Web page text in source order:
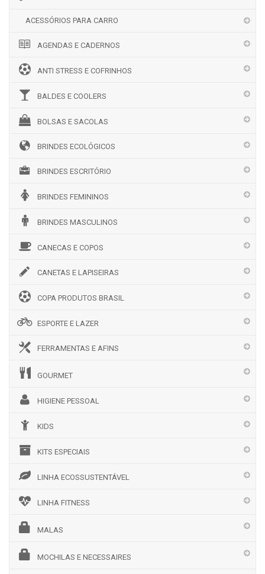
ACESSÓRIOS PARA CARRO
AGENDAS E CADERNOS
ANTI STRESS E COFRINHOS
BALDES E COOLERS
BOLSAS E SACOLAS
BRINDES ECOLÓGICOS
BRINDES ESCRITÓRIO
BRINDES FEMININOS
BRINDES MASCULINOS
CANECAS E COPOS
CANETAS E LAPISEIRAS
COPA PRODUTOS BRASIL
ESPORTE E LAZER
FERRAMENTAS E AFINS
GOURMET
HIGIENE PESSOAL
KIDS
KITS ESPECIAIS
LINHA ECOSSUSTENTÁVEL
LINHA FITNESS
MALAS
MOCHILAS E NECESSAIRES